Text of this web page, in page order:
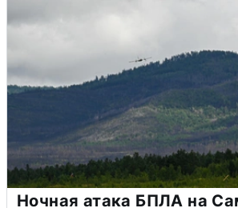
Ночная атака БПЛА на